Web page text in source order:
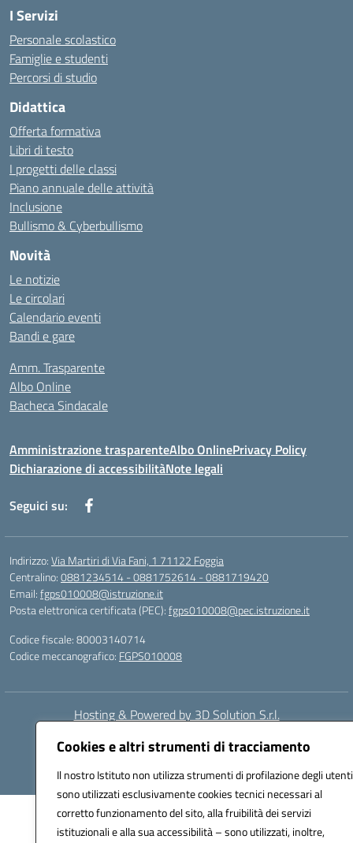
Cookies e altri strumenti di tracciamento
Il nostro Istituto non utilizza strumenti di profilazione degli
sono utilizzati esclusivamente cookies tecnici necessari al
corretto funzionamento del sito, alla fruibilità dei servizi
istituzionali e alla sua accessibilità – sono utilizzati, inoltre,
I Servizi
Personale scolastico
Famiglie e studenti
Percorsi di studio
Didattica
Offerta formativa
Libri di testo
I progetti delle classi
Piano annuale delle attività
Inclusione
Bullismo & Cyberbullismo
Novità
Le notizie
Le circolari
Calendario eventi
Bandi e gare
Amm. Trasparente
Albo Online
Bacheca Sindacale
Amministrazione trasparenteAlbo OnlinePrivacy Policy
Dichiarazione di accessibilitàNote legali
Seguici su:
Indirizzo:Via Martiri di Via Fani, 1 71122 Foggia
Centralino:0881234514 - 0881752614 - 0881719420
Email:fgps010008@istruzione.it
Posta elettronica certificata (PEC):fgps010008@pec.istruzione.it
Codice fiscale: 80003140714
Codice meccanografico: FGPS010008
Hosting & Powered by 3D Solution S.r.l.